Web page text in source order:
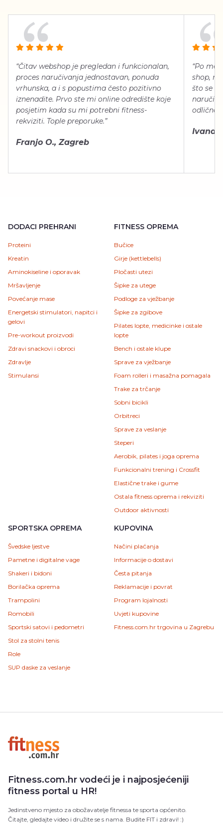
“Čitav webshop je pregledan i funkcionalan,
proces naručivanja jednostavan, ponuda
vrhunska, a i s popustima često pozitivno
iznenadite. Prvo ste mi online odredište koje
posjetim kada su mi potrebni fitness-
rekviziti. Tople preporuke.”
Franjo O., Zagreb
“Po
shop,
što se
naručiti,
odlično
Ivana
DODACI PREHRANI
Proteini
Kreatin
Aminokiseline i oporavak
Mršavljenje
Povećanje mase
Energetski stimulatori, napitci i
gelovi
Pre-workout proizvodi
Zdravi snackovi i obroci
Zdravlje
Stimulansi
FITNESS OPREMA
Bučice
Girje (kettlebells)
Pločasti utezi
Šipke za utege
Podloge za vježbanje
Šipke za zgibove
Pilates lopte, medicinke i ostale
lopte
Bench i ostale klupe
Sprave za vježbanje
Foam rolleri i masažna pomagala
Trake za trčanje
Sobni bicikli
Orbitreci
Sprave za veslanje
Steperi
Aerobik, pilates i joga oprema
Funkcionalni trening i Crossfit
Elastične trake i gume
Ostala fitness oprema i rekviziti
Outdoor aktivnosti
SPORTSKA OPREMA
Švedske ljestve
Pametne i digitalne vage
Shakeri i bidoni
Borilačka oprema
Trampolini
Romobili
Sportski satovi i pedometri
Stol za stolni tenis
Role
SUP daske za veslanje
KUPOVINA
Načini plaćanja
Informacije o dostavi
Česta pitanja
Reklamacije i povrat
Program lojalnosti
Uvjeti kupovine
Fitness.com.hr trgovina u Zagrebu
Fitness.com.hr vodeći je i najposjećeniji
fitness portal u HR!
Jedinstveno mjesto za obožavatelje fitnessa te sporta općenito.
Čitajte, gledajte video i družite se s nama. Budite FIT i zdravi! :)